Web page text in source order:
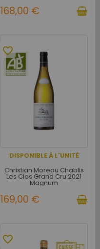
168,00 €
DISPONIBLE À L'UNITÉ
favorite_border
Christian Moreau Chablis
Les Clos Grand Cru 2021
Magnum
169,00 €
favorite_border